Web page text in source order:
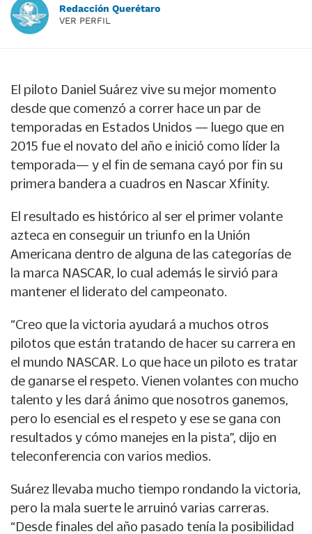
Redacción Querétaro
VER PERFIL
El piloto Daniel Suárez vive su mejor momento
desde que comenzó a correr hace un par de
temporadas en Estados Unidos — luego que en
2015 fue el novato del año e inició como líder la
temporada— y el fin de semana cayó por fin su
primera bandera a cuadros en Nascar Xfinity.
El resultado es histórico al ser el primer volante
azteca en conseguir un triunfo en la Unión
Americana dentro de alguna de las categorías de
la marca NASCAR, lo cual además le sirvió para
mantener el liderato del campeonato.
“Creo que la victoria ayudará a muchos otros
pilotos que están tratando de hacer su carrera en
el mundo NASCAR. Lo que hace un piloto es tratar
de ganarse el respeto. Vienen volantes con mucho
talento y les dará ánimo que nosotros ganemos,
pero lo esencial es el respeto y ese se gana con
resultados y cómo manejes en la pista”, dijo en
teleconferencia con varios medios.
Suárez llevaba mucho tiempo rondando la victoria,
pero la mala suerte le arruinó varias carreras.
“Desde finales del año pasado tenía la posibilidad